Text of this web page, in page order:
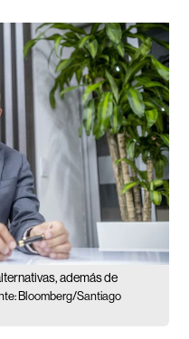
además de
Bloomberg/Santiago